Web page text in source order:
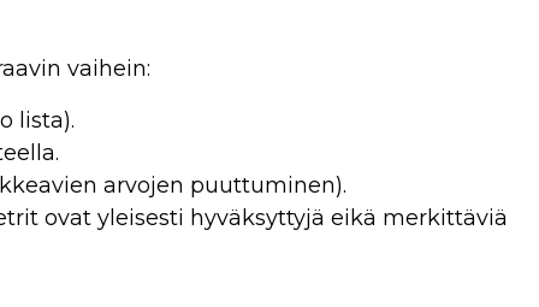
vaihein:
lista).
arvojen puuttuminen).
ovat yleisesti hyväksyttyjä eikä merkittäviä